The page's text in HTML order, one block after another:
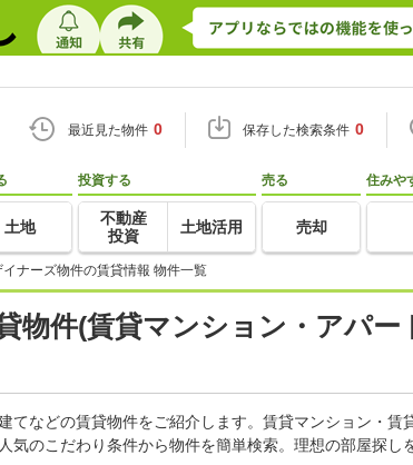
最近見た物件 0 保存した検索条件 0
土地
投資する
不動産
投資
土地活用
売る
売却
住みや
ナーズ物件の賃貸情報 物件一覧
物件(賃貸マンション・アパー
などの賃貸物件をご紹介します。賃貸マンション・賃
のこだわり条件から物件を簡単検索。理想の部屋探し